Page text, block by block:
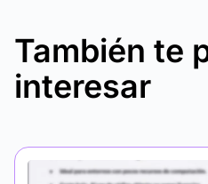
También te
interesar